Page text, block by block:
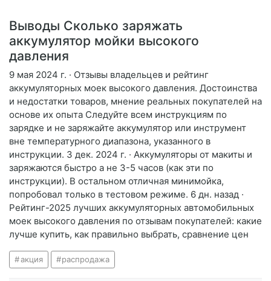
Выводы Сколько заряжать
аккумулятор мойки высокого
давления
9 мая 2024 г. · Отзывы владельцев и рейтинг
аккумуляторных моек высокого давления. Достоинства
и недостатки товаров, мнение реальных покупателей на
основе их опыта Следуйте всем инструкциям по
зарядке и не заряжайте аккумулятор или инструмент
вне температурного диапазона, указанного в
инструкции. 3 дек. 2024 г. · Аккумуляторы от макиты и
заряжаются быстро а не 3-5 часов (как эти по
инструкции). В остальном отличная минимойка,
попробовал только в тестовом режиме. 6 дн. назад ·
Рейтинг-2025 лучших аккумуляторных автомобильных
моек высокого давления по отзывам покупателей: какие
лучше купить, как правильно выбрать, сравнение цен
акция распродажа